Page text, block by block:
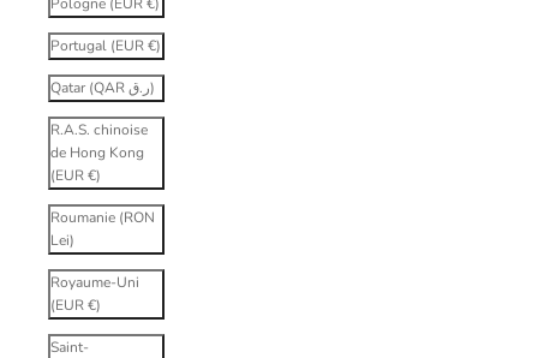
Portugal (EUR €)
Qatar (QAR ر.ق)
R.A.S. chinoise
de Hong Kong
(EUR €)
Roumanie (RON
Lei)
Royaume-Uni
(EUR €)
Saint-